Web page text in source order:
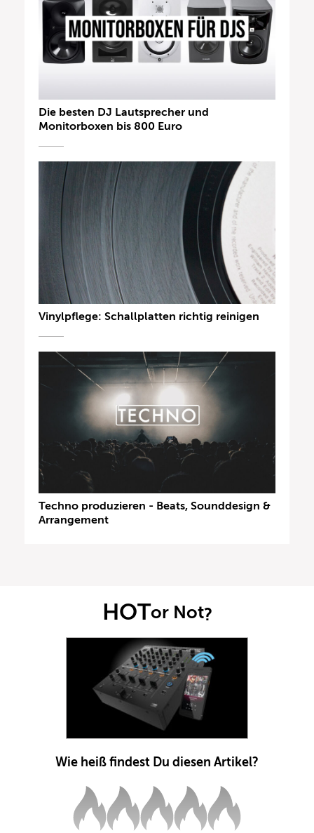
Die besten DJ Lautsprecher und
Monitorboxen bis 800 Euro
Vinylpflege: Schallplatten richtig reinigen
Techno produzieren - Beats, Sounddesign &
Arrangement
HOTor Not?
Wie heiß findest Du diesen Artikel?